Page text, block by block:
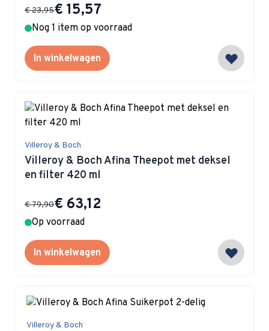
Special Price
€ 15,57
€ 23,95
Nog 1 item op voorraad
In winkelwagen
Villeroy & Boch
Villeroy & Boch Afina Theepot met deksel
en filter 420 ml
Special Price
€ 63,12
€ 79,90
Op voorraad
In winkelwagen
Villeroy & Boch